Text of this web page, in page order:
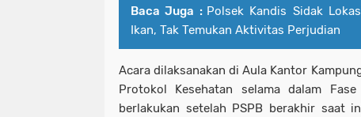
Baca Juga : Polsek Kandis Sidak
Ikan, Tak Temukan Aktivitas Perjudian
Acara dilaksanakan di Aula Kantor
Protokol Kesehatan selama dalam
berlakukan setelah PSPB berakhir saat